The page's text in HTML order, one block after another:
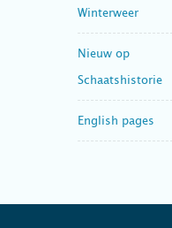
Winterweer
Nieuw op
Schaatshistorie
English pages